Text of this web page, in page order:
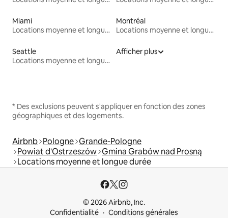
Miami
Locations moyenne et longue durée
Montréal
Locations moyenne et longue durée
Seattle
Locations moyenne et longue durée
Afficher plus
* Des exclusions peuvent s'appliquer en fonction des zones
géographiques et des logements.
Airbnb Pologne Grande-Pologne
Powiat d'Ostrzeszów Gmina Grabów nad Prosną
Locations moyenne et longue durée
© 2026 Airbnb, Inc.
Confidentialité
Conditions générales